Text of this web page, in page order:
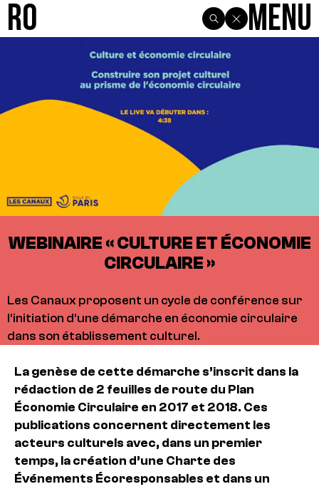
R0 Menu
WEBINAIRE « CULTURE ET ÉCONOMIE
CIRCULAIRE »
Les Canaux proposent un cycle de conférence sur
l’initiation d’une démarche en économie circulaire
dans son établissement culturel.
La genèse de cette démarche s’inscrit dans la
rédaction de 2 feuilles de route du Plan
Économie Circulaire en 2017 et 2018. Ces
publications concernent directement les
acteurs culturels avec, dans un premier
temps, la création d’une Charte des
Événements Écoresponsables et dans un